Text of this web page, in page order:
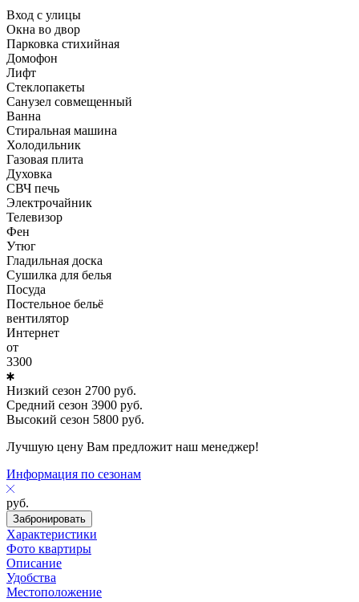
Вход с улицы
Окна во двор
Парковка стихийная
Домофон
Лифт
Стеклопакеты
Санузел совмещенный
Ванна
Стиральная машина
Холодильник
Газовая плита
Духовка
СВЧ печь
Электрочайник
Телевизор
Фен
Утюг
Гладильная доска
Сушилка для белья
Посуда
Постельное бельё
вентилятор
Интернет
от
3300
Низкий сезон 2700 руб.
Средний сезон 3900 руб.
Высокий сезон 5800 руб.
Лучшую цену Вам предложит наш менеджер!
Информация по сезонам
руб.
Забронировать
Характеристики
Фото квартиры
Описание
Удобства
Местоположение